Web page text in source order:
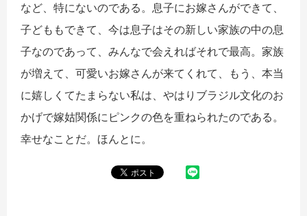
など、特にないのである。息子にお嫁さんができて、
子どももできて、今は息子はその新しい家族の中の息
子なのであって、みんなで会えればそれで最高。家族
が増えて、可愛いお嫁さんが来てくれて、もう、本当
に嬉しくてたまらない私は、やはりブラジル文化のお
かげで嫁姑関係にピンクの色を重ねられたのである。
幸せなことだ。ほんとに。